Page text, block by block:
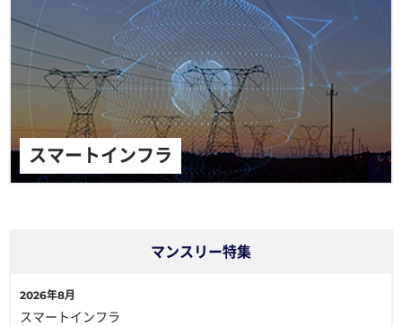
スマートインフラ
マンスリー特集
2026年8月
スマートインフラ